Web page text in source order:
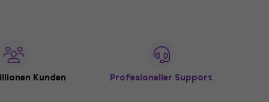
Kunden Profesioneller Support